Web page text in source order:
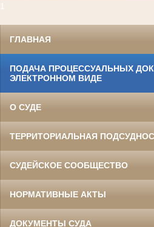
ГЛАВНАЯ
ПОДАЧА ПРОЦЕССУАЛЬНЫХ
ЭЛЕКТРОННОМ ВИДЕ
О СУДЕ
ТЕРРИТОРИАЛЬНАЯ
СУДЕЙСКОЕ СООБЩЕСТВО
НОРМАТИВНЫЕ АКТЫ
ДОКУМЕНТЫ СУДА